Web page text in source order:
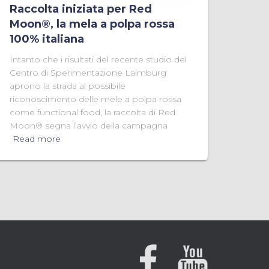
Raccolta iniziata per Red
Moon®, la mela a polpa rossa
100% italiana
Intanto che i risultati del recente studio del
Centro di Sperimentazione Laimburg
aprono la strada al possibile
riconoscimento delle mele a polpa rossa
come functional food, la raccolta di Red
Moon® segna l’avvio della campagna
Read more